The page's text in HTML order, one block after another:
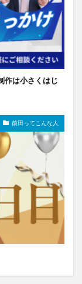
作は小さくはじ
前田ってこんな人